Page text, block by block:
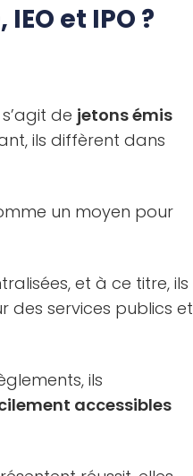
et IPO ?
de jetons émis
ils diffèrent dans
un moyen pour
et à ce titre, ils
des services publics et
ils
accessibles